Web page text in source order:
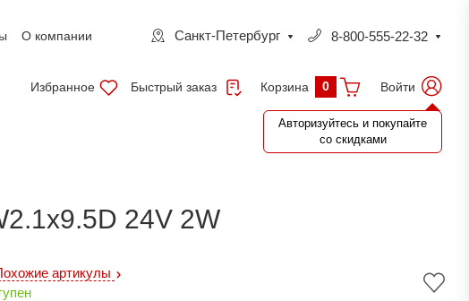
О компании Санкт-Петербург 8-800-555-22-32
Избранное Быстрый заказ Корзина 0 Войти
Авторизуйтесь и покупайте
со скидками
24V 2W
артикулы